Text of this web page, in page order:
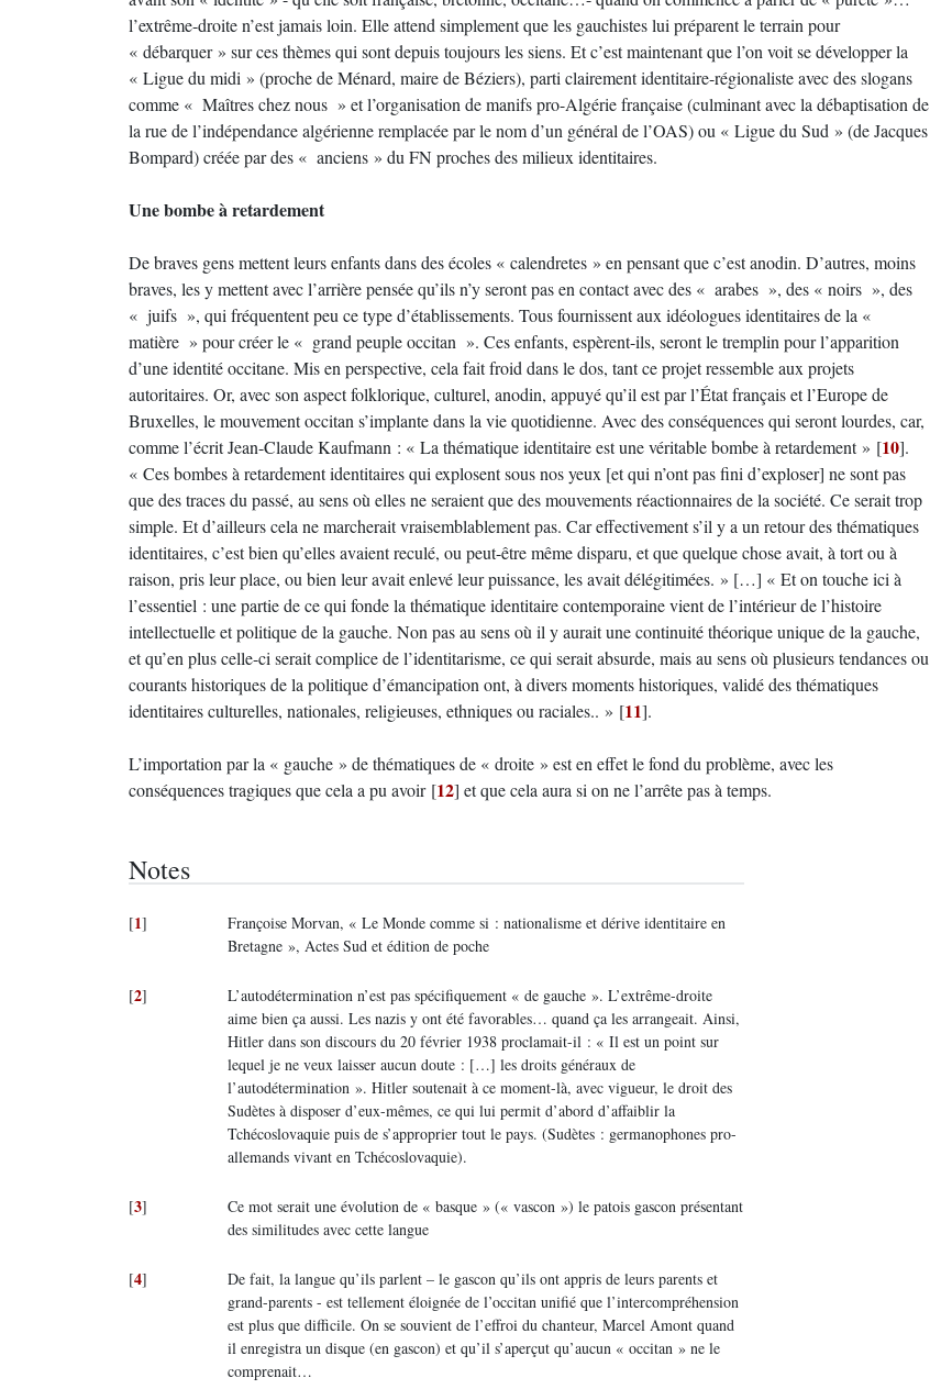
l’extrême-droite n’est jamais loin. Elle attend simplement que les gauchistes lui préparent le terrain pour
« débarquer » sur ces thèmes qui sont depuis toujours les siens. Et c’est maintenant que l’on voit se développer la
« Ligue du midi » (proche de Ménard, maire de Béziers), parti clairement identitaire-régionaliste avec des slogans
comme « Maîtres chez nous » et l’organisation de manifs pro-Algérie française (culminant avec la débaptisation de
la rue de l’indépendance algérienne remplacée par le nom d’un général de l’OAS) ou « Ligue du Sud » (de Jacques
Bompard) créée par des « anciens » du FN proches des milieux identitaires.
Une bombe à retardement
De braves gens mettent leurs enfants dans des écoles « calendretes » en pensant que c’est anodin. D’autres, moins
braves, les y mettent avec l’arrière pensée qu’ils n’y seront pas en contact avec des « arabes », des « noirs », des
« juifs », qui fréquentent peu ce type d’établissements. Tous fournissent aux idéologues identitaires de la «
matière » pour créer le « grand peuple occitan ». Ces enfants, espèrent-ils, seront le tremplin pour l’apparition
d’une identité occitane. Mis en perspective, cela fait froid dans le dos, tant ce projet ressemble aux projets
autoritaires. Or, avec son aspect folklorique, culturel, anodin, appuyé qu’il est par l’État français et l’Europe de
Bruxelles, le mouvement occitan s’implante dans la vie quotidienne. Avec des conséquences qui seront lourdes, car,
comme l’écrit Jean-Claude Kaufmann : « La thématique identitaire est une véritable bombe à retardement » [10].
« Ces bombes à retardement identitaires qui explosent sous nos yeux [et qui n’ont pas fini d’exploser] ne sont pas
que des traces du passé, au sens où elles ne seraient que des mouvements réactionnaires de la société. Ce serait trop
simple. Et d’ailleurs cela ne marcherait vraisemblablement pas. Car effectivement s’il y a un retour des thématiques
identitaires, c’est bien qu’elles avaient reculé, ou peut-être même disparu, et que quelque chose avait, à tort ou à
raison, pris leur place, ou bien leur avait enlevé leur puissance, les avait délégitimées. » […] « Et on touche ici à
l’essentiel : une partie de ce qui fonde la thématique identitaire contemporaine vient de l’intérieur de l’histoire
intellectuelle et politique de la gauche. Non pas au sens où il y aurait une continuité théorique unique de la gauche,
et qu’en plus celle-ci serait complice de l’identitarisme, ce qui serait absurde, mais au sens où plusieurs tendances ou
courants historiques de la politique d’émancipation ont, à divers moments historiques, validé des thématiques
identitaires culturelles, nationales, religieuses, ethniques ou raciales.. » [11].
L’importation par la « gauche » de thématiques de « droite » est en effet le fond du problème, avec les
conséquences tragiques que cela a pu avoir[12] et que cela aura si on ne l’arrête pas à temps.
Notes
[1]
Françoise Morvan, « Le Monde comme si : nationalisme et dérive identitaire en
Bretagne », Actes Sud et édition de poche
[2]
L’autodétermination n’est pas spécifiquement « de gauche ». L’extrême-droite
aime bien ça aussi. Les nazis y ont été favorables… quand ça les arrangeait. Ainsi,
Hitler dans son discours du 20 février 1938 proclamait-il : « Il est un point sur
lequel je ne veux laisser aucun doute : […] les droits généraux de
l’autodétermination ». Hitler soutenait à ce moment-là, avec vigueur, le droit des
Sudètes à disposer d’eux-mêmes, ce qui lui permit d’abord d’affaiblir la
Tchécoslovaquie puis de s’approprier tout le pays. (Sudètes : germanophones pro-
allemands vivant en Tchécoslovaquie).
[3]
Ce mot serait une évolution de « basque » (« vascon ») le patois gascon présentant
des similitudes avec cette langue
[4]
De fait, la langue qu’ils parlent – le gascon qu’ils ont appris de leurs parents et
grand-parents - est tellement éloignée de l’occitan unifié que l’intercompréhension
est plus que difficile. On se souvient de l’effroi du chanteur, Marcel Amont quand
il enregistra un disque (en gascon) et qu’il s’aperçut qu’aucun « occitan » ne le
comprenait…